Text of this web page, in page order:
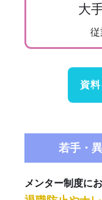
大
従
資
若手・
メンター制度に